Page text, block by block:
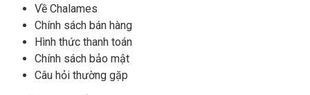
Về Chalames
Chính sách bán hàng
Hình thức thanh toán
Chính sách bảo mật
Câu hỏi thường gặp